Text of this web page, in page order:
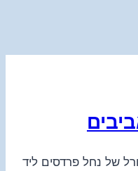
של נחל פרדסים ליד